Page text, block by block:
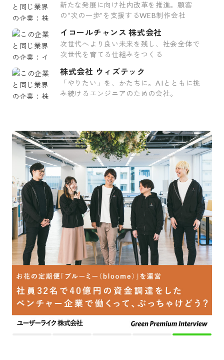
新たな発展に向け社内改革を推進。顧客
の“次の一歩”を支援するWEB制作会社
イコールチャンス 株式会社
次世代へより良い未来を残し、社会全体で
次世代を育てる仕組みをつくる
株式会社 ウィズテック
「やりたい」を、かたちに。AIとともに挑
み続けるエンジニアのための会社。